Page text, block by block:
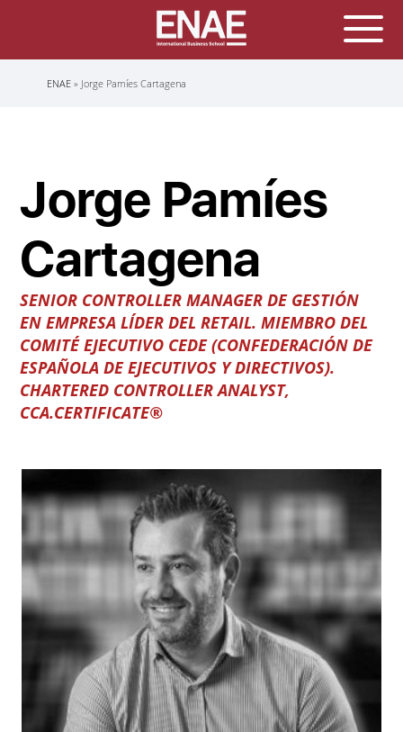
Sobrescribir
ENAE Jorge Pamíes Cartagena
Jorge Pamíes
Cartagena
SENIOR CONTROLLER MANAGER DE GESTIÓN
EN EMPRESA LÍDER DEL RETAIL.MIEMBRO DEL
COMITÉ EJECUTIVO CEDE(CONFEDERACIÓN DE
ESPAÑOLA DE EJECUTIVOS Y DIRECTIVOS).
CHARTERED CONTROLLER ANALYST,
CCA.CERTIFICATE®